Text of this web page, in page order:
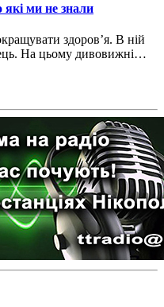
які ми не знали
здоров’я. В ній
На цьому дивовижні…